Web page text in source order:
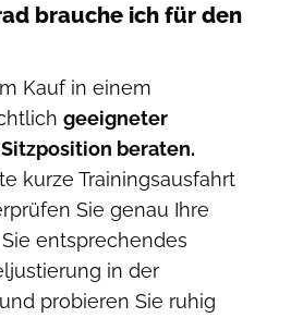
brauche ich für den
Kauf in einem
geeigneter
beraten.
kurze Trainingsausfahrt
Sie genau Ihre
entsprechendes
in der
probieren Sie ruhig